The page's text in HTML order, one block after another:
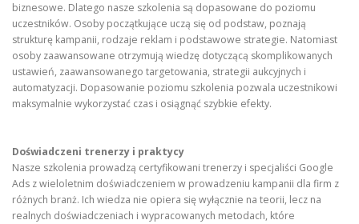
biznesowe. Dlatego nasze szkolenia są dopasowane do poziomu
uczestników. Osoby początkujące uczą się od podstaw, poznają
strukturę kampanii, rodzaje reklam i podstawowe strategie. Natomiast
osoby zaawansowane otrzymują wiedzę dotyczącą skomplikowanych
ustawień, zaawansowanego targetowania, strategii aukcyjnych i
automatyzacji. Dopasowanie poziomu szkolenia pozwala uczestnikowi
maksymalnie wykorzystać czas i osiągnąć szybkie efekty.
Doświadczeni trenerzy i praktycy
Nasze szkolenia prowadzą certyfikowani trenerzy i specjaliści Google
Ads z wieloletnim doświadczeniem w prowadzeniu kampanii dla firm z
różnych branż. Ich wiedza nie opiera się wyłącznie na teorii, lecz na
realnych doświadczeniach i wypracowanych metodach, które